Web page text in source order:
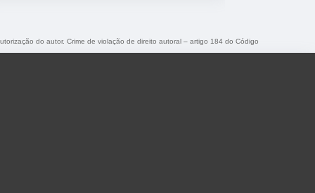
do autor. Crime de violação de direito autoral – artigo 184 do Código